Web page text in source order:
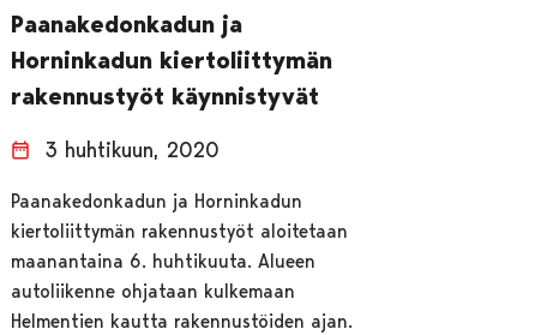
Paanakedonkadun ja
Horninkadun kiertoliittymän
rakennustyöt käynnistyvät
3 huhtikuun, 2020
Paanakedonkadun ja Horninkadun
kiertoliittymän rakennustyöt aloitetaan
maanantaina 6. huhtikuuta. Alueen
autoliikenne ohjataan kulkemaan
Helmentien kautta rakennustöiden ajan.